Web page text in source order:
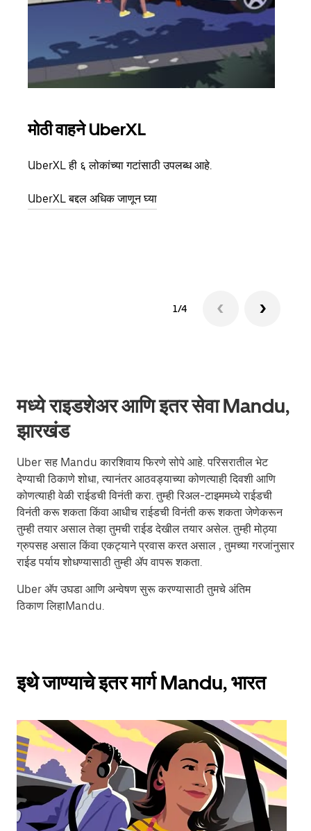
मोठी वाहने UberXL
UberXL ही ६ लोकांच्या गटांसाठी उपलब्ध आहे.
UberXL बद्दल अधिक जाणून घ्या
1/4
मध्ये राइडशेअर आणि इतर सेवा Mandu,
झारखंड
Uber सह Mandu कारशिवाय फिरणे सोपे आहे. परिसरातील भेट
देण्याची ठिकाणे शोधा, त्यानंतर आठवड्याच्या कोणत्याही दिवशी आणि
कोणत्याही वेळी राईडची विनंती करा. तुम्ही रिअल-टाइममध्ये राईडची
विनंती करू शकता किंवा आधीच राईडची विनंती करू शकता जेणेकरून
तुम्ही तयार असाल तेव्हा तुमची राईड देखील तयार असेल. तुम्ही मोठ्या
ग्रुपसह असाल किंवा एकट्याने प्रवास करत असाल , तुमच्या गरजांनुसार
राईड पर्याय शोधण्यासाठी तुम्ही ॲप वापरू शकता.
Uber अ‍ॅप उघडा आणि अन्वेषण सुरू करण्यासाठी तुमचे अंतिम
ठिकाण लिहाMandu.
इथे जाण्याचे इतर मार्ग Mandu, भारत